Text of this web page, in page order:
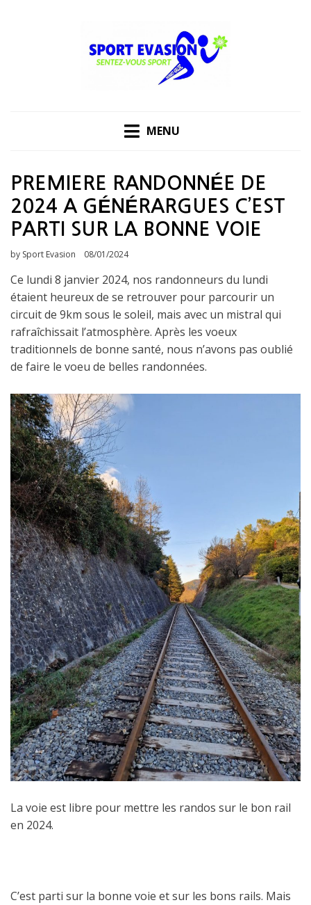
MENU
PREMIERE RANDONNÉE DE
2024 A GÉNÉRARGUES C’EST
PARTI SUR LA BONNE VOIE
by Sport Evasion
Posted
08/01/2024
Ce lundi 8 janvier 2024, nos randonneurs du lundi
étaient heureux de se retrouver pour parcourir un
circuit de 9km sous le soleil, mais avec un mistral qui
rafraîchissait l’atmosphère. Après les voeux
traditionnels de bonne santé, nous n’avons pas oublié
de faire le voeu de belles randonnées.
La voie est libre pour mettre les randos sur le bon rail
en 2024.
C’est parti sur la bonne voie et sur les bons rails. Mais